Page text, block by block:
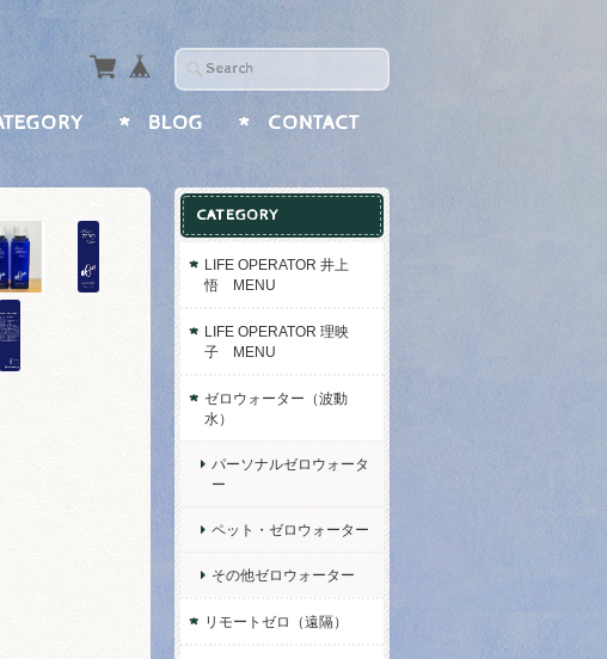
BLOG CONTACT
CATEGORY
LIFE OPERATOR 井上
悟 MENU
LIFE OPERATOR 理映
子 MENU
ゼロウォーター（波動
水）
パーソナルゼロウォータ
ー
ペット・ゼロウォーター
その他ゼロウォーター
リモートゼロ（遠隔）